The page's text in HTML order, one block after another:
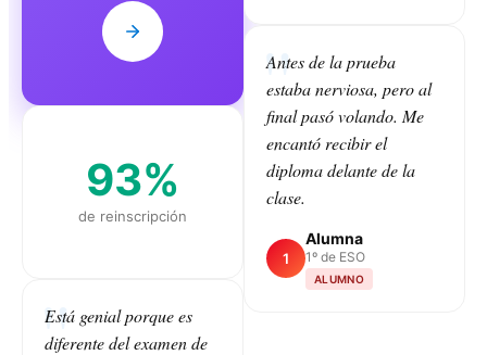
93%
de reinscripción
Está genial porque es
diferente del examen de
Antes de la prueba
estaba nerviosa, pero al
final pasó volando. Me
encantó recibir el
diploma delante de la
clase.
1
Alumna
1º de ESO
ALUMNO